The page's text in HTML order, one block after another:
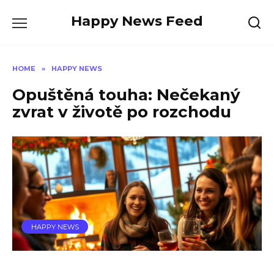
Happy News Feed
HOME » HAPPY NEWS
Opuštěná touha: Nečekaný
zvrat v životě po rozchodu
HAPPY NEWS